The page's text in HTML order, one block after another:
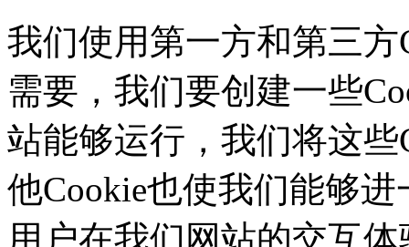
我们使用第一方和第三
需要，我们要创建一
站能够运行，我们将这
他Cookie也使我们能够进
用户在我们网站的交互体